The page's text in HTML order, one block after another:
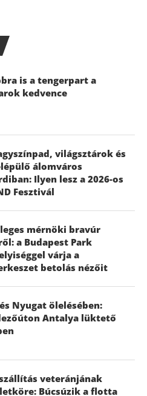
is a tengerpart a
kedvence
világsztárok és
álomváros
Ilyen lesz a 2026-os
Fesztivál
mérnöki bravúr
a Budapest Park
várja a
betolás nézőit
Nyugat ölelésében:
Antalya lüktető
veteránjának
Búcsúzik a flotta